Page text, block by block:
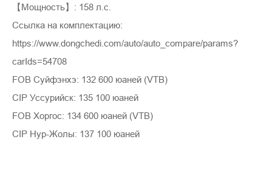
【Мощность】: 158 л.с.
Ссылка на комплектацию:
https://www.dongchedi.com/auto/auto_compare/params?
carIds=54708
FOB Суйфэнхэ: 132 600 юаней (VTB)
CIP Уссурийск: 135 100 юаней
FOB Хоргос: 134 600 юаней (VTB)
CIP Нур-Жолы: 137 100 юаней